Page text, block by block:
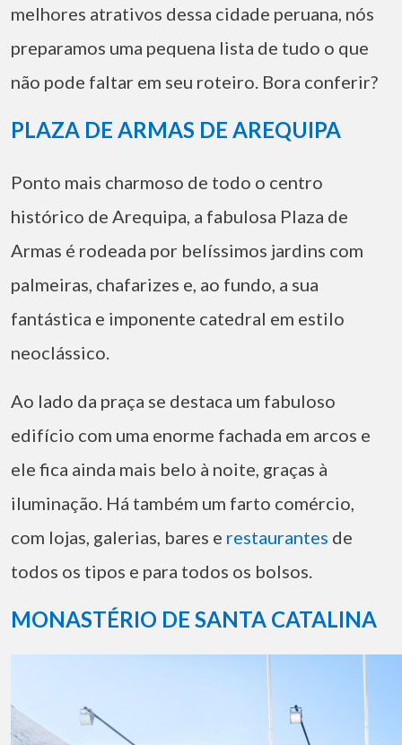
melhores atrativos dessa cidade peruana, nós
preparamos uma pequena lista de tudo o que
não pode faltar em seu roteiro. Bora conferir?
PLAZA DE ARMAS DE AREQUIPA
Ponto mais charmoso de todo o centro
histórico de Arequipa, a fabulosa Plaza de
Armas é rodeada por belíssimos jardins com
palmeiras, chafarizes e, ao fundo, a sua
fantástica e imponente catedral em estilo
neoclássico.
Ao lado da praça se destaca um fabuloso
edifício com uma enorme fachada em arcos e
ele fica ainda mais belo à noite, graças à
iluminação. Há também um farto comércio,
com lojas, galerias, bares e restaurantes de
todos os tipos e para todos os bolsos.
MONASTÉRIO DE SANTA CATALINA